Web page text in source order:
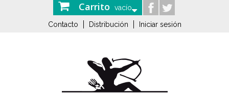
Carrito vacío
Contacto Distribución Iniciar sesión